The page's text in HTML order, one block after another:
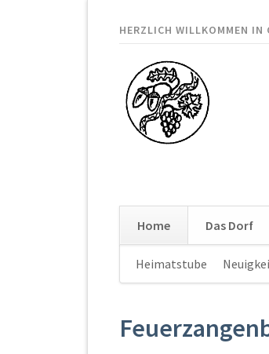
HERZLICH WILLKOMMEN IN
Home Das Dorf
Heimatstube